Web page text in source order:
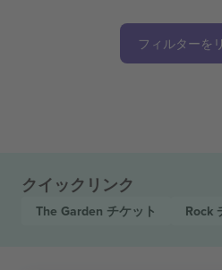
フィルターを
クイックリンク
The Garden チケット Rock